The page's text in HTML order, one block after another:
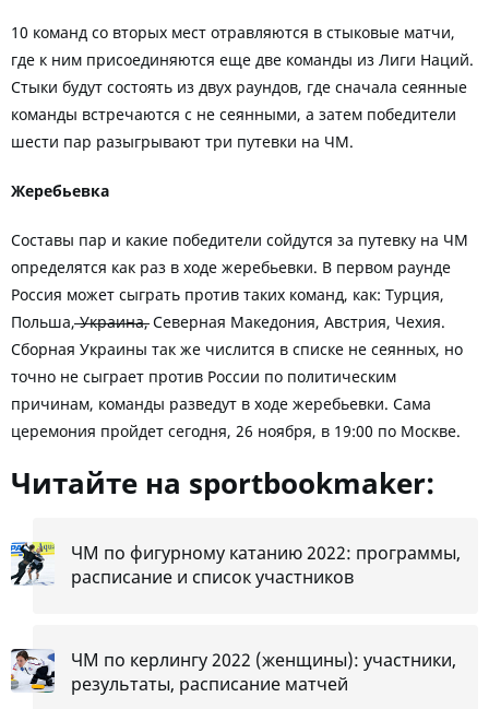
10 команд со вторых мест отравляются в стыковые матчи,
где к ним присоединяются еще две команды из Лиги Наций.
Стыки будут состоять из двух раундов, где сначала сеянные
команды встречаются с не сеянными, а затем победители
шести пар разыгрывают три путевки на ЧМ.
Жеребьевка
Составы пар и какие победители сойдутся за путевку на ЧМ
определятся как раз в ходе жеребьевки. В первом раунде
Россия может сыграть против таких команд, как: Турция,
Польша, ̶У̶к̶р̶а̶и̶н̶а̶, Северная Македония, Австрия, Чехия.
Сборная Украины так же числится в списке не сеянных, но
точно не сыграет против России по политическим
причинам, команды разведут в ходе жеребьевки. Сама
церемония пройдет сегодня, 26 ноября, в 19:00 по Москве.
Читайте на sportbookmaker:
ЧМ по фигурному катанию 2022: программы,
расписание и список участников
ЧМ по керлингу 2022 (женщины): участники,
результаты, расписание матчей